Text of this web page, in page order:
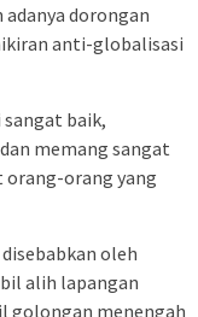
dorongan
anti-globalisasi
baik,
memang sangat
orang-orang yang
oleh
alih lapangan
golongan menengah